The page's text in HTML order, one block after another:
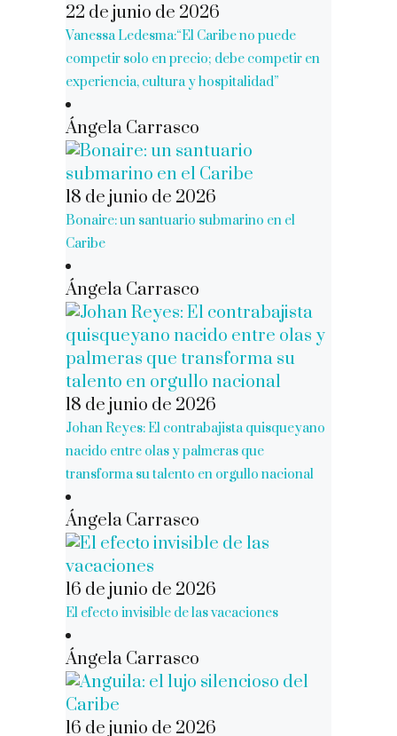
22 de junio de 2026
Vanessa Ledesma:“El Caribe no puede
competir solo en precio; debe competir en
experiencia, cultura y hospitalidad”
Ángela Carrasco
18 de junio de 2026
Bonaire: un santuario submarino en el
Caribe
Ángela Carrasco
18 de junio de 2026
Johan Reyes: El contrabajista quisqueyano
nacido entre olas y palmeras que
transforma su talento en orgullo nacional
Ángela Carrasco
16 de junio de 2026
El efecto invisible de las vacaciones
Ángela Carrasco
16 de junio de 2026